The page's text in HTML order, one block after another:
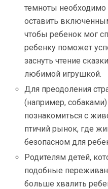
темноты необходимо
оставить
чтобы ребенок мог
ребенку поможет
заснуть чтение
любимой игрушкой.
Для преодоления
(например,
познакомиться с
птичий рынок, где
безопасном для
Родителям детей,
подобные
больше хвалить